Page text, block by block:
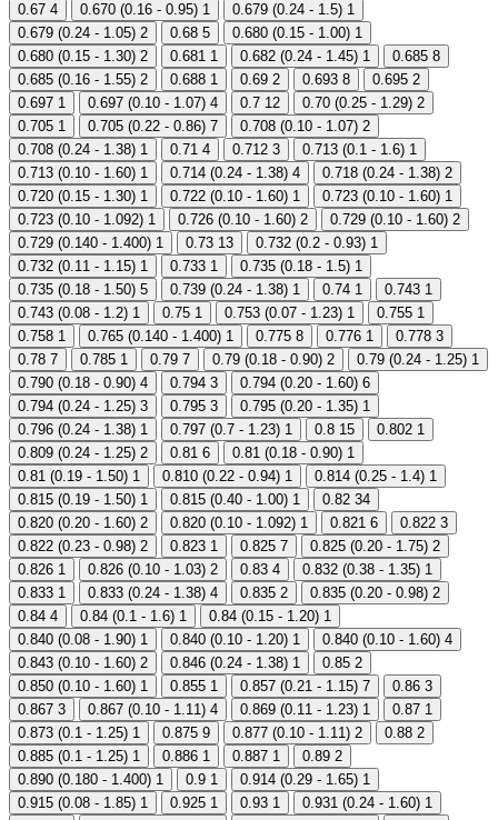
0.67 4 0.670 (0.16 - 0.95) 1 0.679 (0.24 - 1.5) 1
0.679 (0.24 - 1.05) 2 0.68 5 0.680 (0.15 - 1.00) 1
0.680 (0.15 - 1.30) 2 0.681 1 0.682 (0.24 - 1.45) 1 0.685 8
0.685 (0.16 - 1.55) 2 0.688 1 0.69 2 0.693 8 0.695 2
0.697 1 0.697 (0.10 - 1.07) 4 0.7 12 0.70 (0.25 - 1.29) 2
0.705 1 0.705 (0.22 - 0.86) 7 0.708 (0.10 - 1.07) 2
0.708 (0.24 - 1.38) 1 0.71 4 0.712 3 0.713 (0.1 - 1.6) 1
0.713 (0.10 - 1.60) 1 0.714 (0.24 - 1.38) 4 0.718 (0.24 - 1.38) 2
0.720 (0.15 - 1.30) 1 0.722 (0.10 - 1.60) 1 0.723 (0.10 - 1.60) 1
0.723 (0.10 - 1.092) 1 0.726 (0.10 - 1.60) 2 0.729 (0.10 - 1.60) 2
0.729 (0.140 - 1.400) 1 0.73 13 0.732 (0.2 - 0.93) 1
0.732 (0.11 - 1.15) 1 0.733 1 0.735 (0.18 - 1.5) 1
0.735 (0.18 - 1.50) 5 0.739 (0.24 - 1.38) 1 0.74 1 0.743 1
0.743 (0.08 - 1.2) 1 0.75 1 0.753 (0.07 - 1.23) 1 0.755 1
0.758 1 0.765 (0.140 - 1.400) 1 0.775 8 0.776 1 0.778 3
0.78 7 0.785 1 0.79 7 0.79 (0.18 - 0.90) 2 0.79 (0.24 - 1.25) 1
0.790 (0.18 - 0.90) 4 0.794 3 0.794 (0.20 - 1.60) 6
0.794 (0.24 - 1.25) 3 0.795 3 0.795 (0.20 - 1.35) 1
0.796 (0.24 - 1.38) 1 0.797 (0.7 - 1.23) 1 0.8 15 0.802 1
0.809 (0.24 - 1.25) 2 0.81 6 0.81 (0.18 - 0.90) 1
0.81 (0.19 - 1.50) 1 0.810 (0.22 - 0.94) 1 0.814 (0.25 - 1.4) 1
0.815 (0.19 - 1.50) 1 0.815 (0.40 - 1.00) 1 0.82 34
0.820 (0.20 - 1.60) 2 0.820 (0.10 - 1.092) 1 0.821 6 0.822 3
0.822 (0.23 - 0.98) 2 0.823 1 0.825 7 0.825 (0.20 - 1.75) 2
0.826 1 0.826 (0.10 - 1.03) 2 0.83 4 0.832 (0.38 - 1.35) 1
0.833 1 0.833 (0.24 - 1.38) 4 0.835 2 0.835 (0.20 - 0.98) 2
0.84 4 0.84 (0.1 - 1.6) 1 0.84 (0.15 - 1.20) 1
0.840 (0.08 - 1.90) 1 0.840 (0.10 - 1.20) 1 0.840 (0.10 - 1.60) 4
0.843 (0.10 - 1.60) 2 0.846 (0.24 - 1.38) 1 0.85 2
0.850 (0.10 - 1.60) 1 0.855 1 0.857 (0.21 - 1.15) 7 0.86 3
0.867 3 0.867 (0.10 - 1.11) 4 0.869 (0.11 - 1.23) 1 0.87 1
0.873 (0.1 - 1.25) 1 0.875 9 0.877 (0.10 - 1.11) 2 0.88 2
0.885 (0.1 - 1.25) 1 0.886 1 0.887 1 0.89 2
0.890 (0.180 - 1.400) 1 0.9 1 0.914 (0.29 - 1.65) 1
0.915 (0.08 - 1.85) 1 0.925 1 0.93 1 0.931 (0.24 - 1.60) 1